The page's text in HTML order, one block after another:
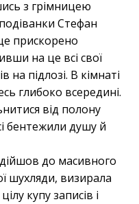
з грімницею
Стефан
прискорено
на це всі свої
на підлозі. В кімнаті
глибоко всередині.
від полону
бентежили душу й
до масивного
шухляди, визирала
купу записів і